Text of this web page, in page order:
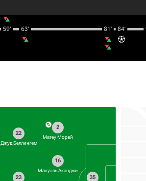
59‎’‎ 63‎’‎ 81‎’‎ 84‎’‎
35
2
Матеу Морей
16
Мануэль Аканджи
22
Джуд Беллингем
23